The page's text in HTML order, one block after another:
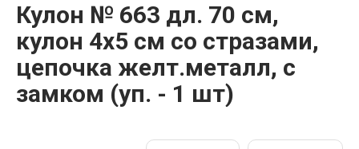
Кулон № 663 дл. 70 см,
кулон 4х5 см со стразами,
цепочка желт.металл, с
замком (уп. - 1 шт)